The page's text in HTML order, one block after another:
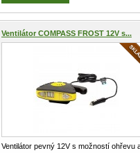
Ventilátor COMPASS FROST 12V s...
Ventilátor pevný 12V s možností ohřevu